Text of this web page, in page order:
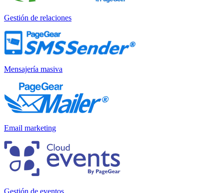
Gestión de relaciones
Mensajería masiva
Email marketing
Gestión de eventos